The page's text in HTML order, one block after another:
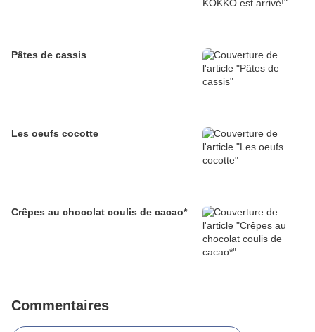
Pâtes de cassis
Les oeufs cocotte
Crêpes au chocolat coulis de cacao*
Commentaires